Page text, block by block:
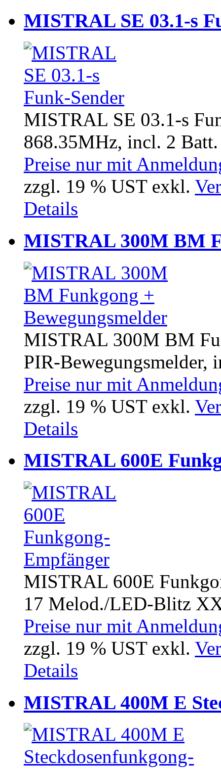
MISTRAL SE 03.1-s
MISTRAL SE 03.1-s
868.35MHz, incl. 2
Preise nur mit
zzgl. 19 % UST exkl.
Details
MISTRAL 300M BM
MISTRAL 300M BM
PIR-Bewegungsmelder,
Preise nur mit
zzgl. 19 % UST exkl.
Details
MISTRAL 600E
MISTRAL 600E
17 Melod./LED-Blitz
Preise nur mit
zzgl. 19 % UST exkl.
Details
MISTRAL 400M E